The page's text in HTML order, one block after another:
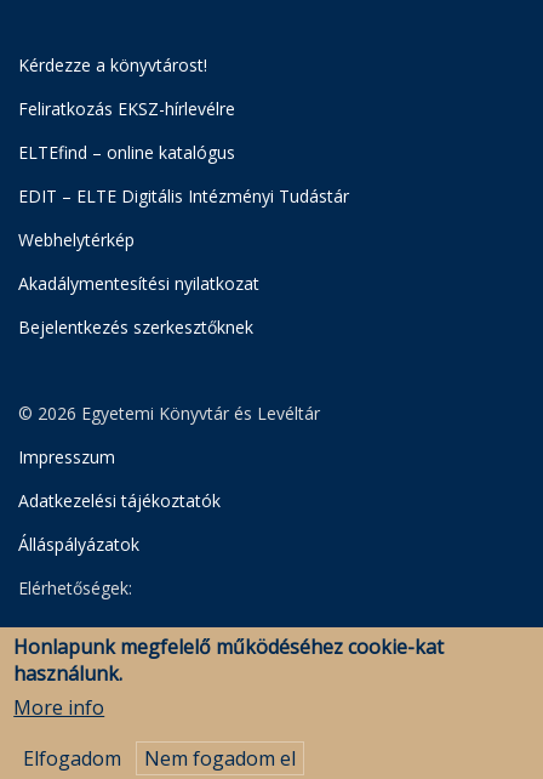
Kérdezze a könyvtárost!
Feliratkozás EKSZ-hírlevélre
ELTEfind – online katalógus
EDIT – ELTE Digitális Intézményi Tudástár
Webhelytérkép
Akadálymentesítési nyilatkozat
Bejelentkezés szerkesztőknek
© 2026 Egyetemi Könyvtár és Levéltár
Impresszum
Adatkezelési tájékoztatók
Álláspályázatok
Elérhetőségek:
Egyetemi Könyvtár
Levéltár
Savaria Könyvtár és Levéltár (Szombathely)
Honlapunk megfelelő működéséhez cookie-kat
használunk.
More info
Elfogadom
Nem fogadom el